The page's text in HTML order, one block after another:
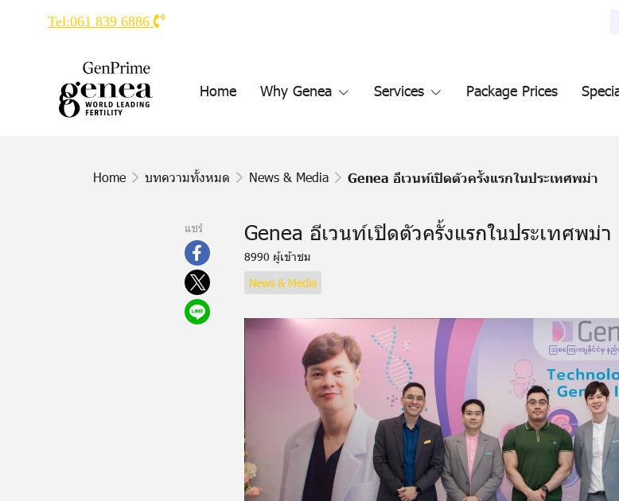
Tel:061 839 6886
Home Why Genea Services Package Prices
Home บทความทั้งหมด News & Media Genea อีเวนท์เปิดตัวครั้งแรกในประเทศพม่า
แชร์ Genea อีเวนท์เปิดตัวครั้งแรกในประเทศพม่า
8990 ผู้เข้าชม
News & Media